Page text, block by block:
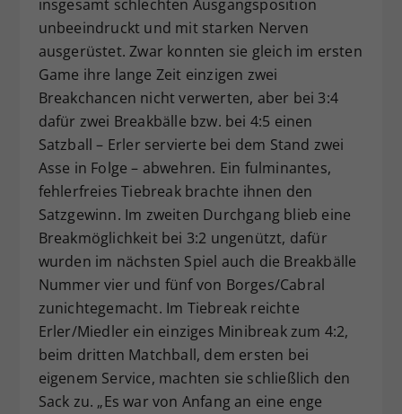
insgesamt schlechten Ausgangsposition
unbeeindruckt und mit starken Nerven
ausgerüstet. Zwar konnten sie gleich im ersten
Game ihre lange Zeit einzigen zwei
Breakchancen nicht verwerten, aber bei 3:4
dafür zwei Breakbälle bzw. bei 4:5 einen
Satzball – Erler servierte bei dem Stand zwei
Asse in Folge – abwehren. Ein fulminantes,
fehlerfreies Tiebreak brachte ihnen den
Satzgewinn. Im zweiten Durchgang blieb eine
Breakmöglichkeit bei 3:2 ungenützt, dafür
wurden im nächsten Spiel auch die Breakbälle
Nummer vier und fünf von Borges/Cabral
zunichtegemacht. Im Tiebreak reichte
Erler/Miedler ein einziges Minibreak zum 4:2,
beim dritten Matchball, dem ersten bei
eigenem Service, machten sie schließlich den
Sack zu. „Es war von Anfang an eine enge